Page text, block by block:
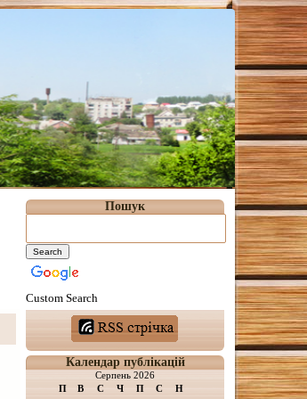
Пошук
Custom Search
Календар публікацій
Серпень 2026
П
В С Ч П С
Н